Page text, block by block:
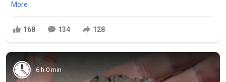
More
168 134 128
6 h 0 min